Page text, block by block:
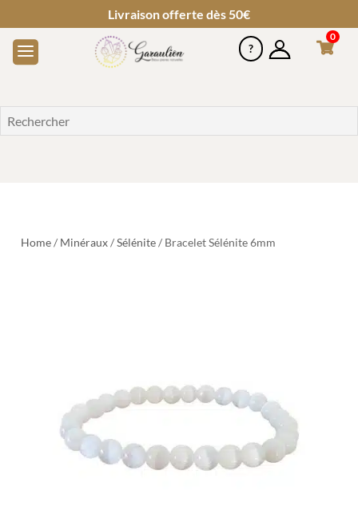
Livraison offerte dès 50€
0
Home/ Minéraux/Sélénite/ Bracelet Sélénite 6mm